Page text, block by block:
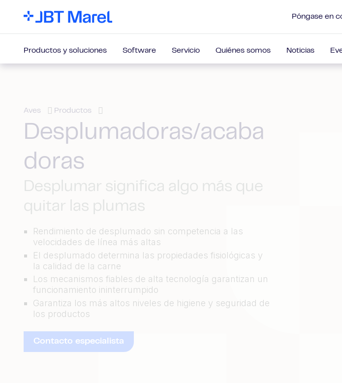
Póngase en
Productos y soluciones Software Servicio Quiénes somos Noticias
Aves Productos
Desplumadoras/acaba
doras
Desplumar significa algo más que
quitar las plumas
Rendimiento de desplumado sin competencia a las
velocidades de línea más altas
El desplumado determina las propiedades fisiológicas y
la calidad de la carne
Los mecanismos fiables de alta tecnología garantizan un
funcionamiento ininterrumpido
Garantiza los más altos niveles de higiene y seguridad de
los productos
Contacto especialista